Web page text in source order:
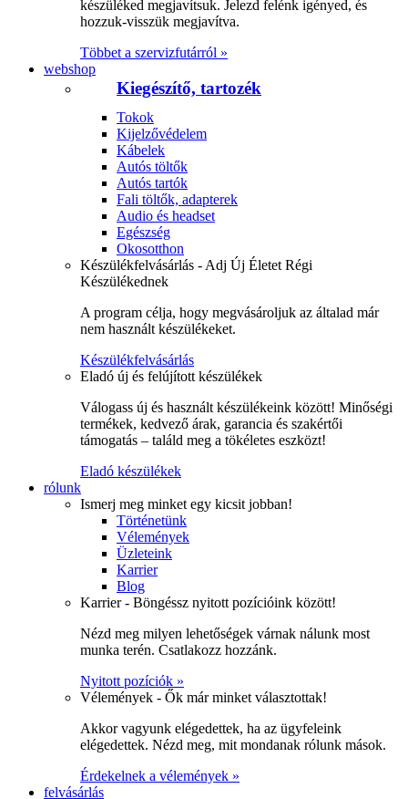
készüléked megjavítsuk. Jelezd felénk igényed, és
hozzuk-visszük megjavítva.
Többet a szervizfutárról »
webshop
Kiegészítő, tartozék
Tokok
Kijelzővédelem
Kábelek
Autós töltők
Autós tartók
Fali töltők, adapterek
Audio és headset
Egészség
Okosotthon
Készülékfelvásárlás - Adj Új Életet Régi
Készülékednek
A program célja, hogy megvásároljuk az általad már
nem használt készülékeket.
Készülékfelvásárlás
Eladó új és felújított készülékek
Válogass új és használt készülékeink között! Minőségi
termékek, kedvező árak, garancia és szakértői
támogatás – találd meg a tökéletes eszközt!
Eladó készülékek
rólunk
Ismerj meg minket egy kicsit jobban!
Történetünk
Vélemények
Üzleteink
Karrier
Blog
Karrier - Böngéssz nyitott pozícióink között!
Nézd meg milyen lehetőségek várnak nálunk most
munka terén. Csatlakozz hozzánk.
Nyitott pozíciók »
Vélemények - Ők már minket választottak!
Akkor vagyunk elégedettek, ha az ügyfeleink
elégedettek. Nézd meg, mit mondanak rólunk mások.
Érdekelnek a vélemények »
felvásárlás